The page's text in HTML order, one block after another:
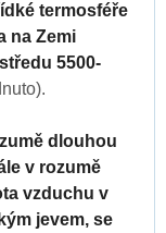
termosféře
na Zemi
5500-
dlouhou
v rozumě
vzduchu v
jevem, se